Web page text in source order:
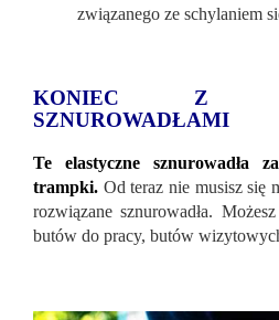
związanego ze schylaniem
KONIEC Z
SZNUROWADŁAMI
Te elastyczne sznurowadła
trampki. Od teraz nie musisz się
rozwiązane sznurowadła.
butów do pracy, butów